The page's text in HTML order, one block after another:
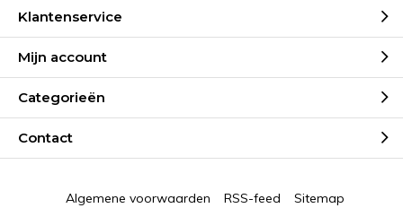
Klantenservice
Mijn account
Categorieën
Contact
Algemene voorwaarden RSS-feed Sitemap